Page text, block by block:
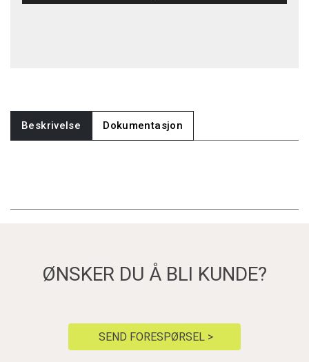
Beskrivelse Dokumentasjon
ØNSKER DU Å BLI KUNDE?
SEND FORESPØRSEL >